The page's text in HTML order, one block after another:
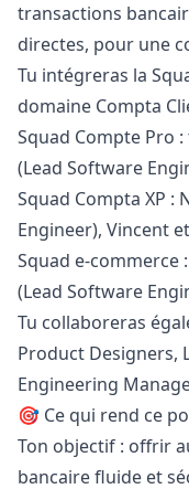
transactions
directes, pour une
Tu intégreras la
domaine Compta
Squad Compte Pro
(Lead Software
Squad Compta XP :
Engineer), Vincent
Squad e-commerce
(Lead Software
Tu collaboreras
Product Designers,
Engineering
🎯 Ce qui rend ce
Ton objectif : offrir
bancaire fluide et